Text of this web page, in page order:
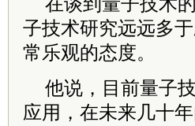
子技术研究远远多
常乐观的态度。
他说，目前量子
应用，在未来几十